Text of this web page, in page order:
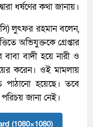
ধর্ষণের কথা জানায়।
লুৎফর রহমান বলেন,
অভিযুক্তকে গ্রেপ্তার
বাদী হয়ে নারী ও
করেন। ওই মামলায়
পাঠানো হয়েছে। তবে
জানা নেই।
(1080×1080)